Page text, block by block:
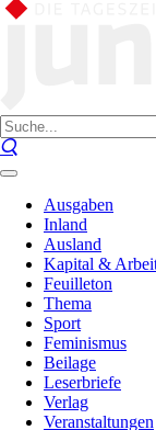
Ausgaben
Inland
Ausland
Kapital &
Feuilleton
Thema
Sport
Feminismus
Beilage
Leserbriefe
Verlag
Veranstaltungen